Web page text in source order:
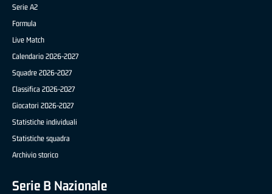
Serie A2
Formula
Live Match
Calendario 2026-2027
Squadre 2026-2027
Classifica 2026-2027
Giocatori 2026-2027
Statistiche individuali
Statistiche squadra
Archivio storico
Serie B Nazionale